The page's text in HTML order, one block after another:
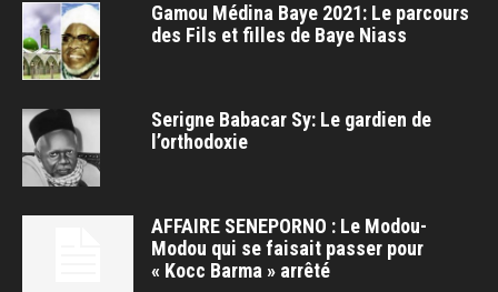
Gamou Médina Baye 2021: Le parcours
des Fils et filles de Baye Niass
Serigne Babacar Sy: Le gardien de
l’orthodoxie
AFFAIRE SENEPORNO : Le Modou-
Modou qui se faisait passer pour
« Kocc Barma » arrêté